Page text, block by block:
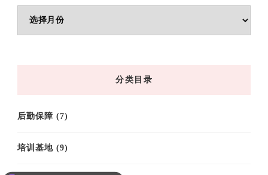
分类目录
后勤保障 (7)
培训基地 (9)